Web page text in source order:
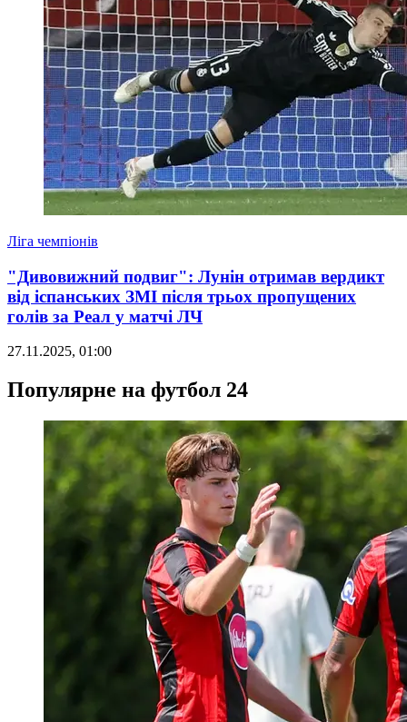
Ліга чемпіонів
"Дивовижний подвиг": Лунін отримав вердикт
від іспанських ЗМІ після трьох пропущених
голів за Реал у матчі ЛЧ
27.11.2025, 01:00
Популярне на футбол 24